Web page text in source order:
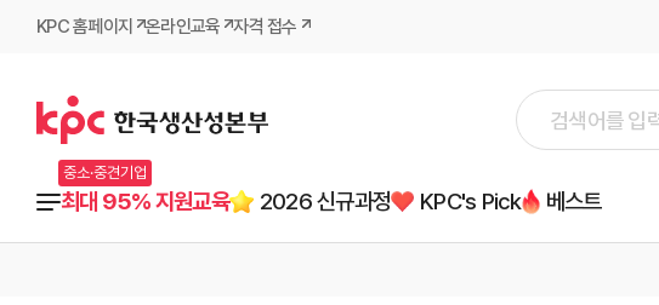
KPC 홈페이지 온라인교육 자격 접수
중소·중견기업
최대 95% 지원교육 2026 신규과정 KPC's Pick 베스트